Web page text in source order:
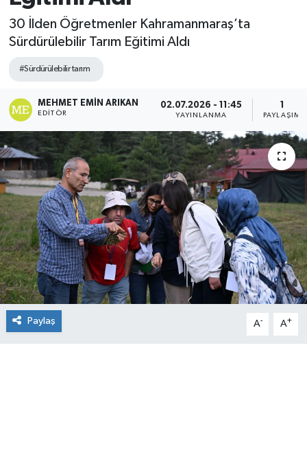
30 İlden Öğretmenler Kahramanmaraş’ta
Sürdürülebilir Tarım Eğitimi Aldı
#Sürdürülebilir tarım
MEHMET EMIN ARIKAN
EDITÖR
02.07.2026 - 11:45
YAYINLANMA
1
PAYLAŞIM
Paylaş A- A+